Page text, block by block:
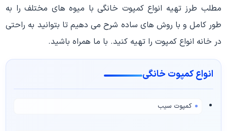
مطلب طرز تهیه انواع کمپوت خانگی با میوه های مختلف را به
طور کامل و با روش های ساده شرح می دهیم تا بتوانید به راحتی
در خانه انواع کمپوت را تهیه کنید. با ما همراه باشید.
انواع کمپوت خانگی
کمپوت سیب